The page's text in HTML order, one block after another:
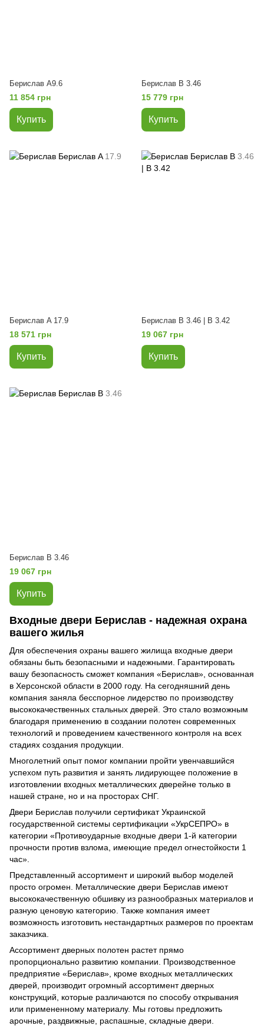
Берислав А9.6
11 854 грн
Купить
Берислав B 3.46
15 779 грн
Купить
Берислав A 17.9
18 571 грн
Купить
Берислав B 3.46 | B 3.42
19 067 грн
Купить
Берислав B 3.46
19 067 грн
Купить
Входные двери Берислав - надежная охрана
вашего жилья
Для обеспечения охраны вашего жилища входные двери
обязаны быть безопасными и надежными. Гарантировать
вашу безопасность сможет компания «Берислав», основанная
в Херсонской области в 2000 году. На сегодняшний день
компания заняла бесспорное лидерство по производству
высококачественных стальных дверей. Это стало возможным
благодаря применению в создании полотен современных
технологий и проведением качественного контроля на всех
стадиях создания продукции.
Многолетний опыт помог компании пройти увенчавшийся
успехом путь развития и занять лидирующее положение в
изготовлении входных металлических дверейне только в
нашей стране, но и на просторах СНГ.
Двери Берислав получили сертификат Украинской
государственной системы сертификации «УкрСЕПРО» в
категории «Противоударные входные двери 1-й категории
прочности против взлома, имеющие предел огнестойкости 1
час».
Представленный ассортимент и широкий выбор моделей
просто огромен. Металлические двери Берислав имеют
высококачественную обшивку из разнообразных материалов и
разную ценовую категорию. Также компания имеет
возможность изготовить нестандартных размеров по проектам
заказчика.
Ассортимент дверных полотен растет прямо
пропорционально развитию компании. Производственное
предприятие «Берислав», кроме входных металлических
дверей, производит огромный ассортимент дверных
конструкций, которые различаются по способу открывания
или примененному материалу. Мы готовы предложить
арочные, раздвижные, распашные, складные двери.